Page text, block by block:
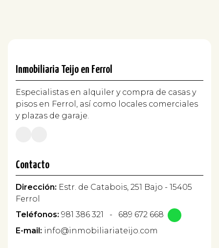
Inmobiliaria Teijo en Ferrol
Especialistas en alquiler y compra de casas y
pisos en Ferrol, así como locales comerciales
y plazas de garaje.
Contacto
Dirección: Estr. de Catabois, 251 Bajo - 15405
Ferrol
Teléfonos: 981 386 321 -
689 672 668
E-mail: info@inmobiliariateijo.com